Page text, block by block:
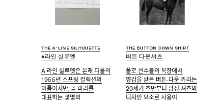
The A-line silhouette
A라인 실루엣
A 라인 실루엣은 본래 디올의
1955년 스프링 컬렉션의
이름이지만, 곧 파리를
대표하는 몇몇의
The Button down shirt
버튼 다운셔츠
폴로 선수들의 복장에서
영감을 받은 버튼-다운 카라는
20세기 초반부터 남성 셔츠의
디자인 요소로 사용이